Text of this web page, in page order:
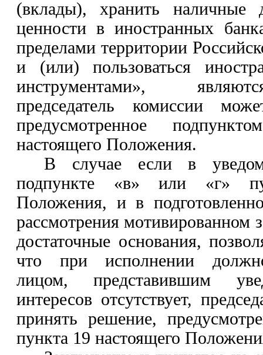
(вклады), хранить наличные
ценности в иностранных
пределами территории
и (или) пользоваться
инструментами»,
председатель комиссии
предусмотренное
настоящего Положения.
В случае если в
подпункте «в» или «г»
Положения, и в
рассмотрения мотивированном
достаточные основания,
что при исполнении
лицом, представившим
интересов отсутствует,
принять решение,
пункта 19 настоящего